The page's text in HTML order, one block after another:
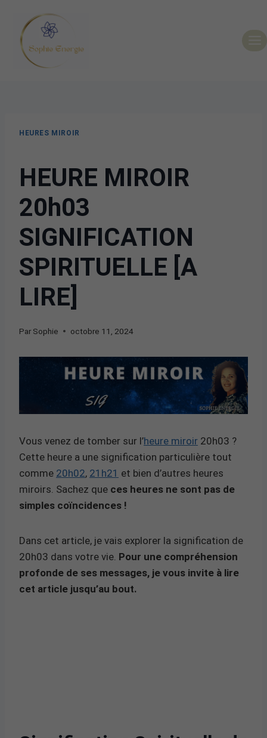
HEURES MIROIR
HEURE MIROIR
20h03
SIGNIFICATION
SPIRITUELLE [A
LIRE]
Par Sophie octobre 11, 2024
Vous venez de tomber sur l’heure miroir 20h03 ?
Cette heure a une signification particulière tout
comme 20h02, 21h21 et bien d’autres heures
miroirs. Sachez que ces heures ne sont pas de
simples coïncidences !
Dans cet article, je vais explorer la signification de
20h03 dans votre vie. Pour une compréhension
profonde de ses messages, je vous invite à lire
cet article jusqu’au bout.